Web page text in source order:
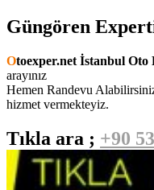
Güngören
Otoexper.net İstanbul
arayınız
Hemen Randevu
hizmet vermekteyiz.
Tıkla ara ; +90